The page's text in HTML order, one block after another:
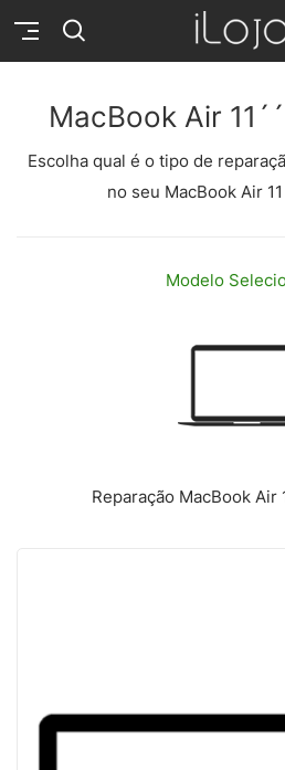
MacBook Air
Escolha qual é o tipo de
no seu MacBook Air
Modelo
Reparação MacBook Air